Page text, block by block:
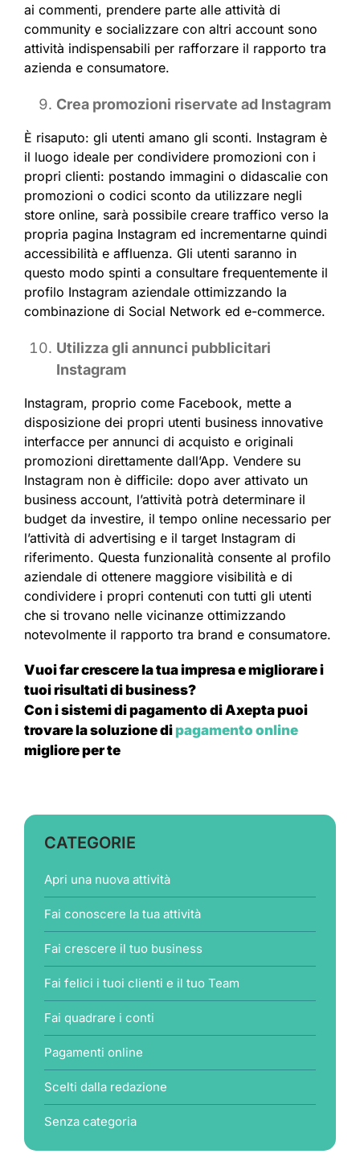
ai commenti, prendere parte alle attività di
community e socializzare con altri account sono
attività indispensabili per rafforzare il rapporto tra
azienda e consumatore.
Crea promozioni riservate ad Instagram
È risaputo: gli utenti amano gli sconti. Instagram è
il luogo ideale per condividere promozioni con i
propri clienti: postando immagini o didascalie con
promozioni o codici sconto da utilizzare negli
store online, sarà possibile creare traffico verso la
propria pagina Instagram ed incrementarne quindi
accessibilità e affluenza. Gli utenti saranno in
questo modo spinti a consultare frequentemente il
profilo Instagram aziendale ottimizzando la
combinazione di Social Network ed e-commerce.
Utilizza gli annunci pubblicitari
Instagram
Instagram, proprio come Facebook, mette a
disposizione dei propri utenti business innovative
interfacce per annunci di acquisto e originali
promozioni direttamente dall’App. Vendere su
Instagram non è difficile: dopo aver attivato un
business account, l’attività potrà determinare il
budget da investire, il tempo online necessario per
l’attività di advertising e il target Instagram di
riferimento. Questa funzionalità consente al profilo
aziendale di ottenere maggiore visibilità e di
condividere i propri contenuti con tutti gli utenti
che si trovano nelle vicinanze ottimizzando
notevolmente il rapporto tra brand e consumatore.
Vuoi far crescere la tua impresa e migliorare i
tuoi risultati di business?
Con i sistemi di pagamento di Axepta puoi
trovare la soluzione dipagamento online
migliore per te
CATEGORIE
Apri una nuova attività
Fai conoscere la tua attività
Fai crescere il tuo business
Fai felici i tuoi clienti e il tuo Team
Fai quadrare i conti
Pagamenti online
Scelti dalla redazione
Senza categoria